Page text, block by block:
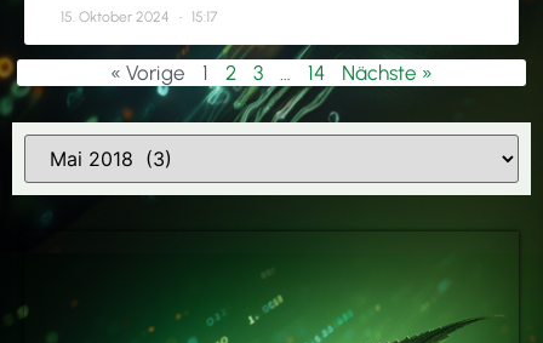
15. Oktober 2024 15:17
« Vorige 1 2 3 14 Nächste »